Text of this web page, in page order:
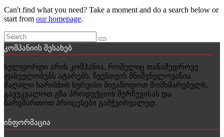
Can't find what you need? Take a moment and do a search below or
start from our homepage.
კომპანიის შესახებ
სელფორდი არის კომპანია, რომელიც თანამედროვე
ფასეულობებს ატარებს. ჩვენთვის მნიშვნელოვანია
მაღალი ხარისხის სერვისი მივაწოდოთ მომხმარებელს,
გავუკვალოთ გზა პროდუქციის შერჩევისას და
წარვმართოთ პროცესები გამჭვირვალედ.
ინფორმაცია